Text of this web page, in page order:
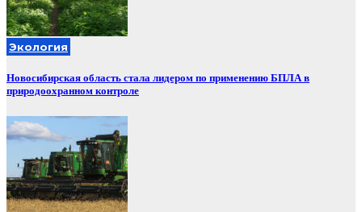
Экология
Новосибирская область стала лидером по применению БПЛА в
природоохранном контроле